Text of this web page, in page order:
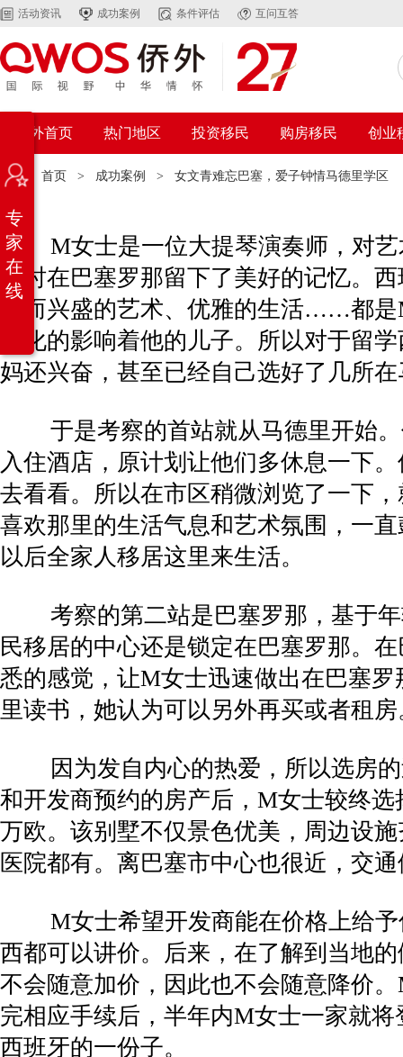
活动资讯 成功案例 条件评估 互问互答
侨外首页 热门地区 投资移民 购房移民 创业
位置： 首页 > 成功案例 > 女文青难忘巴塞，爱子钟情马德里学区
M女士是一位大提琴演奏师，对艺
轻时在巴塞罗那留下了美好的记忆。
典而兴盛的艺术、优雅的生活……都
默化的影响着他的儿子。所以对于留
妈还兴奋，甚至已经自己选好了几所
于是考察的首站就从马德里开始。
入住酒店，原计划让他们多休息一下
去看看。所以在市区稍微浏览了一下
喜欢那里的生活气息和艺术氛围，一
以后全家人移居这里来生活。
考察的第二站是巴塞罗那，基于年
民移居的中心还是锁定在巴塞罗那。
悉的感觉，让M女士迅速做出在巴塞
里读书，她认为可以另外再买或者租房
因为发自内心的热爱，所以选房的
和开发商预约的房产后，M女士较终
万欧。该别墅不仅景色优美，周边设
医院都有。离巴塞市中心也很近，交
M女士希望开发商能在价格上给予
西都可以讲价。后来，在了解到当地
不会随意加价，因此也不会随意降价
完相应手续后，半年内M女士一家就
西班牙的一份子。
专
家
在
线